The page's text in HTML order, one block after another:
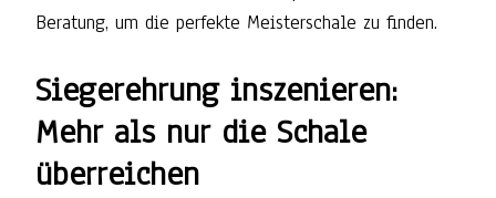
Beratung, um die perfekte Meisterschale zu finden.
Siegerehrung inszenieren:
Mehr als nur die Schale
überreichen